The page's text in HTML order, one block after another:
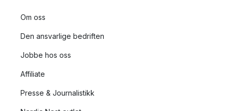
Om oss
Den ansvarlige bedriften
Jobbe hos oss
Affiliate
Presse & Journalistikk